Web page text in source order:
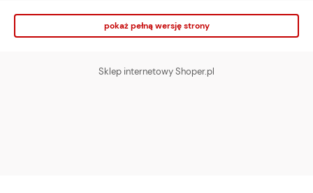
pokaż pełną wersję strony
Sklep internetowy Shoper.pl